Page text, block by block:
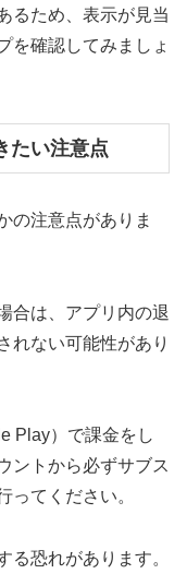
るため、表示が見当
を確認してみましょ
たい注意点
の注意点がありま
合は、アプリ内の退
れない可能性があり
Play）で課金をし
ントから必ずサブス
ってください。
る恐れがあります。